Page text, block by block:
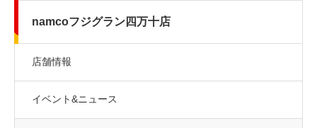
namcoフジグラン四万十店
店舗情報
イベント&ニュース